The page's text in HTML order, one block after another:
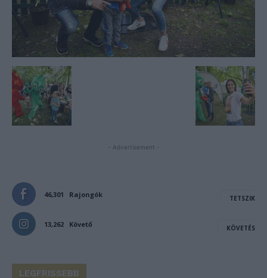
- Advertisement -
46,301 Rajongók TETSZIK
13,262 Követő KÖVETÉS
LEGFRISSEBB